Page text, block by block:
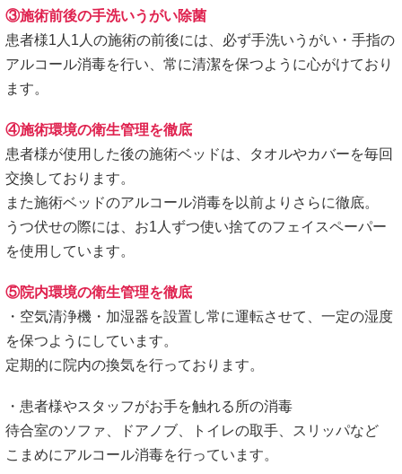
③施術前後の手洗いうがい除菌
患者様1人1人の施術の前後には、必ず手洗いうがい・手指の
アルコール消毒を行い、常に清潔を保つように心がけており
ます。
④施術環境の衛生管理を徹底
患者様が使用した後の施術ベッドは、タオルやカバーを毎回
交換しております。
また施術ベッドのアルコール消毒を以前よりさらに徹底。
うつ伏せの際には、お1人ずつ使い捨てのフェイスペーパー
を使用しています。
⑤院内環境の衛生管理を徹底
・空気清浄機・加湿器を設置し常に運転させて、一定の湿度
を保つようにしています。
定期的に院内の換気を行っております。
・患者様やスタッフがお手を触れる所の消毒
待合室のソファ、ドアノブ、トイレの取手、スリッパなど
こまめにアルコール消毒を行っています。